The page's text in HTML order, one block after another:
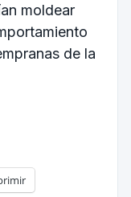
moldear
de la